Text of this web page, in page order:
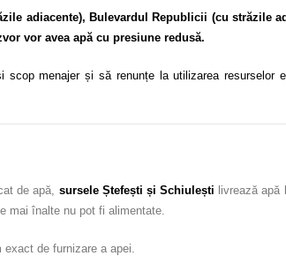
adiacente), Bulevardul Republicii (cu străzile
vor avea apă cu presiune redusă.
menajer și să renunțe la utilizarea resurselor
de apă, sursele Ștefești și Schiulești livrează
mai înalte nu pot fi alimentate.
de furnizare a apei.